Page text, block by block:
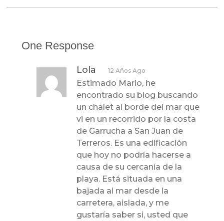
One Response
Lola 12 Años Ago
Estimado Mario, he
encontrado su blog buscando
un chalet al borde del mar que
vi en un recorrido por la costa
de Garrucha a San Juan de
Terreros. Es una edificación
que hoy no podría hacerse a
causa de su cercanía de la
playa. Está situada en una
bajada al mar desde la
carretera, aislada, y me
gustaría saber si, usted que